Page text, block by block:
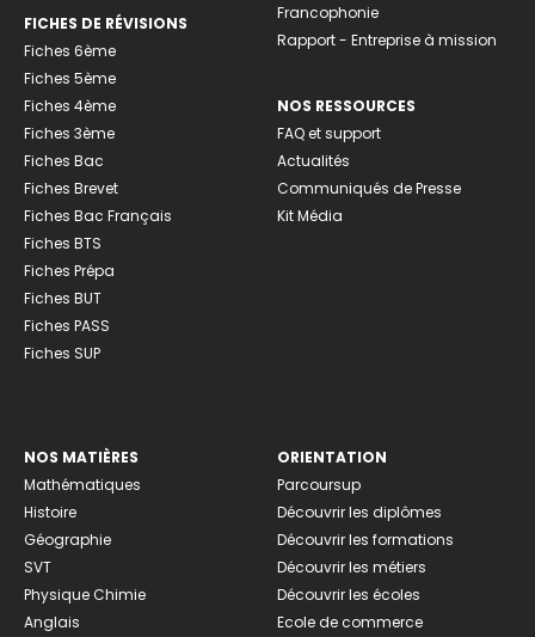
FICHES DE RÉVISIONS
Fiches 6ème
Fiches 5ème
Fiches 4ème
Fiches 3ème
Fiches Bac
Fiches Brevet
Fiches Bac Français
Fiches BTS
Fiches Prépa
Fiches BUT
Fiches PASS
Fiches SUP
Francophonie
Rapport - Entreprise à mission
NOS RESSOURCES
FAQ et support
Actualités
Communiqués de Presse
Kit Média
NOS MATIÈRES
Mathématiques
Histoire
Géographie
SVT
Physique Chimie
Anglais
ORIENTATION
Parcoursup
Découvrir les diplômes
Découvrir les formations
Découvrir les métiers
Découvrir les écoles
Ecole de commerce